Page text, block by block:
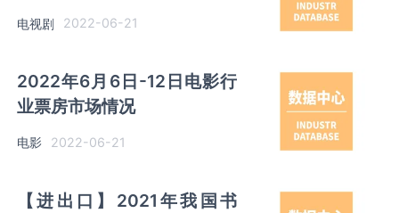
电视剧 2022-06-21
2022年6月6日-12日电影行
业票房市场情况
电影 2022-06-21
【进出口】2021年我国书